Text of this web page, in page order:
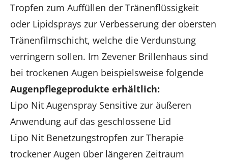
Tropfen zum Auffüllen der Tränenflüssigkeit
oder Lipidsprays zur Verbesserung der obersten
Tränenfilmschicht, welche die Verdunstung
verringern sollen. Im Zevener Brillenhaus sind
bei trockenen Augen beispielsweise folgende
Augenpflegeprodukte erhältlich:
Lipo Nit Augenspray Sensitive zur äußeren
Anwendung auf das geschlossene Lid
Lipo Nit Benetzungstropfen zur Therapie
trockener Augen über längeren Zeitraum